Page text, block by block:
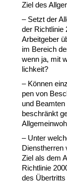
Ziel des
– Setzt der
der Richt­li­nie
Ar­beit­ge­ber
im Be­reich
wenn ja, mit
lich­keit?
– Können
pen von
und
be­schränkt
– Un­ter
Dienst­her­ren
Ziel als dem
Richt­li­nie
des